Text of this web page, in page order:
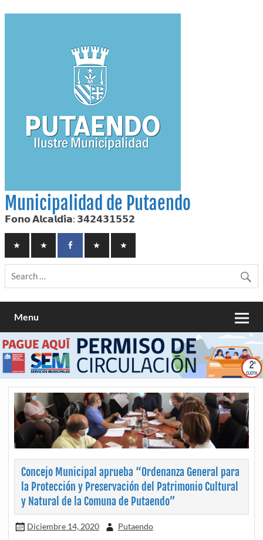
to
Municipalidad de Putaendo
𝗙𝗼𝗻𝗼 𝗔𝗹𝗰𝗮𝗹𝗱𝗶́𝗮: 𝟯𝟰𝟮𝟰𝟯𝟭𝟱𝟱𝟮
Menu
Concejo Municipal aprueba “Ordenanza General para
la Protección y Preservación del Patrimonio Cultural
y Natural de la Comuna de Putaendo”
Diciembre 14, 2020 Putaendo